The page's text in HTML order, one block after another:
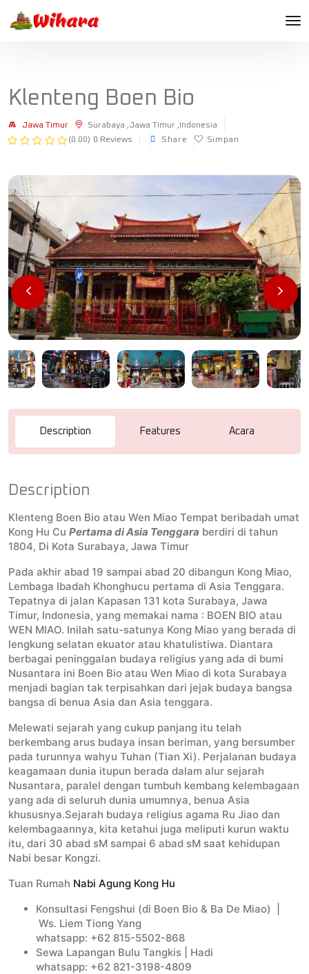
Klenteng Boen Bio
Jawa Timur
Surabaya ,Jawa Timur ,Indonesia
(0.00) 0 Reviews Share Simpan
Description Features Acara
Description
Klenteng Boen Bio atau Wen Miao Tempat beribadah umat
Kong Hu Cu Pertama di Asia Tenggara berdiri di tahun
1804, Di Kota Surabaya, Jawa Timur
Pada akhir abad 19 sampai abad 20 dibangun Kong Miao,
Lembaga Ibadah Khonghucu pertama di Asia Tenggara.
Tepatnya di jalan Kapasan 131 kota Surabaya, Jawa
Timur, Indonesia, yang memakai nama : BOEN BIO atau
WEN MIAO. Inilah satu-satunya Kong Miao yang berada di
lengkung selatan ekuator atau khatulistiwa. Diantara
berbagai peninggalan budaya religius yang ada di bumi
Nusantara ini Boen Bio atau Wen Miao di kota Surabaya
menjadi bagian tak terpisahkan dari jejak budaya bangsa
bangsa di benua Asia dan Asia tenggara.
Melewati sejarah yang cukup panjang itu telah
berkembang arus budaya insan beriman, yang bersumber
pada turunnya wahyu Tuhan (Tian Xi). Perjalanan budaya
keagamaan dunia itupun berada dalam alur sejarah
Nusantara, paralel dengan tumbuh kembang kelembagaan
yang ada di seluruh dunia umumnya, benua Asia
khususnya.Sejarah budaya religius agama Ru Jiao dan
kelembagaannya, kita ketahui juga meliputi kurun waktu
itu, dari 30 abad sM sampai 6 abad sM saat kehidupan
Nabi besar Kongzi.
Tuan Rumah Nabi Agung Kong Hu
Konsultasi Fengshui (di Boen Bio & Ba De Miao) |
Ws. Liem Tiong Yang
whatsapp: +62 815-5502-868
Sewa Lapangan Bulu Tangkis | Hadi
whatsapp: +62 821-3198-4809